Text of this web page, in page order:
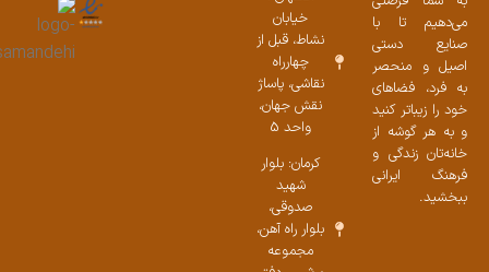
می‌دهیم تا با
صنایع دستی
اصیل و منحصر
به فرد، فضاهای
خود را زیباتر کنید
و به هر گوشه از
خانه‌تان زندگی و
فرهنگ ایرانی
ببخشید.
خیابان
نشاط، قبل از
چهارراه
نقاشی، پاساژ
نقش جهان،
واحد 5
کرمان: بلوار
شهید
صدوقی،
بلوار راه آهن،
مجموعه